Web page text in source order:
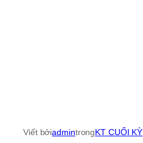
Viết bởiadmintrongKT CUỐI KỲ